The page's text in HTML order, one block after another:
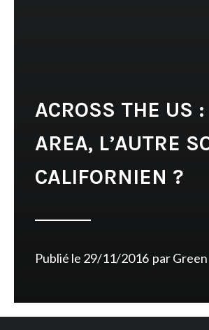
ACROSS THE US
AREA, L’AUTRE
CALIFORNIEN ?
Publié le 29/11/2016 parGreen